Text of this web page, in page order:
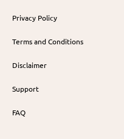
Privacy Policy
Terms and Conditions
Disclaimer
Support
FAQ